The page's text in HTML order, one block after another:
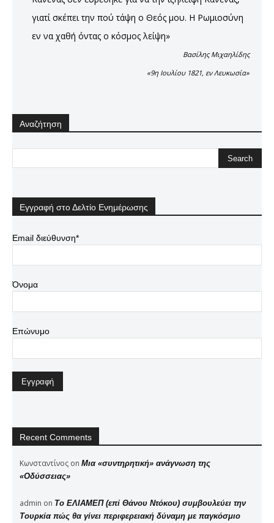
γιατί σκέπει την πού τάψη ο Θεός μου. Η Ρωμιοσύνη
εν να χαθή όντας ο κόσμος λείψη»
Βασίλης Μιχαηλίδης
«9η Ιουλίου 1821, εν Λευκωσία»
Αναζήτηση
Εγγραφή στο Δελτίο Ενημέρωσης
Email διεύθυνση*
Όνομα
Επώνυμο
Recent Comments
Κωνσταντίνος on Μια «συντηρητική» ανάγνωση της
«Οδύσσειας»
admin on Το ΕΛΙΑΜΕΠ (επί Θάνου Ντόκου) συμβουλεύει την
Τουρκία πώς θα γίνει περιφερειακή δύναμη με παγκόσμιο